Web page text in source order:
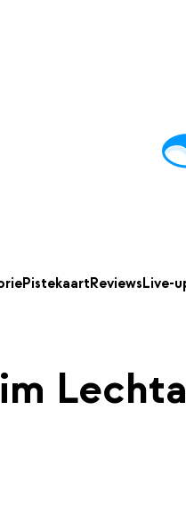
PistekaartReviewsLive-